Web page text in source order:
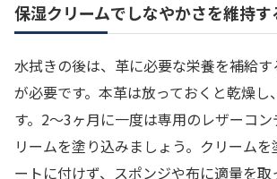
保湿クリームでしなやかさを維持す
水拭きの後は、革に必要な栄養を補給
が必要です。本革は放っておくと乾燥し
す。2〜3ヶ月に一度は専用のレザーコ
リームを塗り込みましょう。クリーム
ートに付けず、スポンジや布に適量を